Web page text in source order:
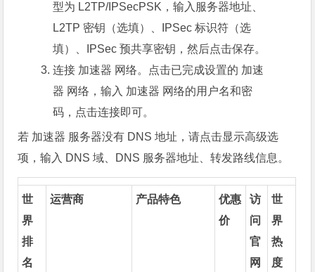
型为 L2TP/IPSecPSK，输入服务器地址、
L2TP 密钥（选填）、IPSec 标识符（选
填）、IPSec 预共享密钥，然后点击保存。
连接 加速器 网络。点击已完成设置的 加速
器 网络，输入 加速器 网络的用户名和密
码，点击连接即可。
若 加速器 服务器没有 DNS 地址，请点击显示高级选
项 ，输入 DNS 域、DNS 服务器地址、转发路线信息。
世
界
排
名
运营商 产品特色
优惠
价
访
问
官
网
世
界
热
度